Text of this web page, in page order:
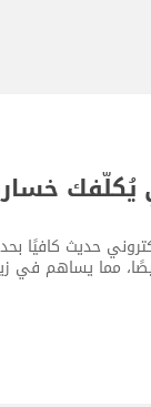
يُكلّفك
مما يساهم في